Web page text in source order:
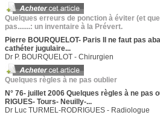
Quelques erreurs de ponction à éviter (et
pas.......: un inventaire à la Prévert.
Pierre BOURQUELOT- Paris Il ne faut pas
cathéter jugulaire...
Dr P. BOURQUELOT - Chirurgien
Quelques règles à ne pas oublier
N° 76- juillet 2006 Quelques règles à ne pas
RIGUES- Tours- Neuilly-...
Dr Luc TURMEL-RODRIGUES - Radiologue